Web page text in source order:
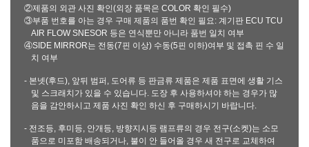
②제품의 외관 사진 확인(외장 품목은 COLOR 확인 필수)
③부품 번호를 아는 경우 구매 제품의 품번 확인 필요: 계기판 ECU TCU
AIR FLOW SNESOR 등은 연식뿐만 아니라 품번 일치 여부
④SIDE MIRROR는 전동(7핀 이상) 수동(5핀 이하)여부 및 접촉 핀 수 일
치 여부
- 본넷(후드), 앞뒤 범퍼, 도어류 등 판금류 제품은 제품 표면에 생활 기스
및 스크래치가 있을 수 있습니다. 도장 후 사용하셔야 하는 경우가 많
음을 감안하시고 제품 사진 확인 하신 후 구매하시기 바랍니다.
- 전조등, 후미등, 안개등, 방향지시등 램프류의 경우 전구(소켓)는 소모
품으로 미포함 배송되거나, 불이 안 들어올 경우 새 전구로 교체하여